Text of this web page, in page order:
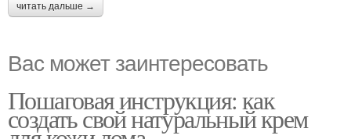
читать дальше →
Вас может заинтересовать
Пошаговая инструкция: как
создать свой натуральный крем